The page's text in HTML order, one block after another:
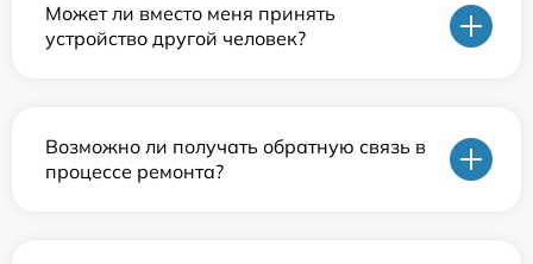
Может ли вместо меня принять
устройство другой человек?
Возможно ли получать обратную связь в
процессе ремонта?